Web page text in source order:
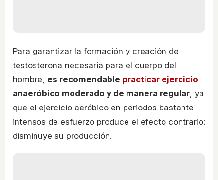
Para garantizar la formación y creación de
testosterona necesaria para el cuerpo del
hombre, es recomendable practicar ejercicio
anaeróbico moderado y de manera regular, ya
que el ejercicio aeróbico en periodos bastante
intensos de esfuerzo produce el efecto contrario:
disminuye su producción.